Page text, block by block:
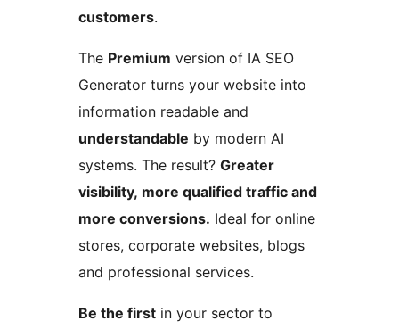
customers.
The Premium version of IA SEO
Generator turns your website into
information readable and
understandable by modern AI
systems. The result? Greater
visibility, more qualified traffic and
more conversions. Ideal for online
stores, corporate websites, blogs
and professional services.
Be the first in your sector to